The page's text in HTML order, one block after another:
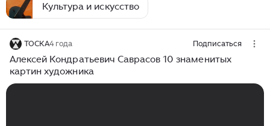
Культура и искусство
ТОСКА4 года Подписаться
Алексей Кондратьевич Саврасов 10 знаменитых
картин художника